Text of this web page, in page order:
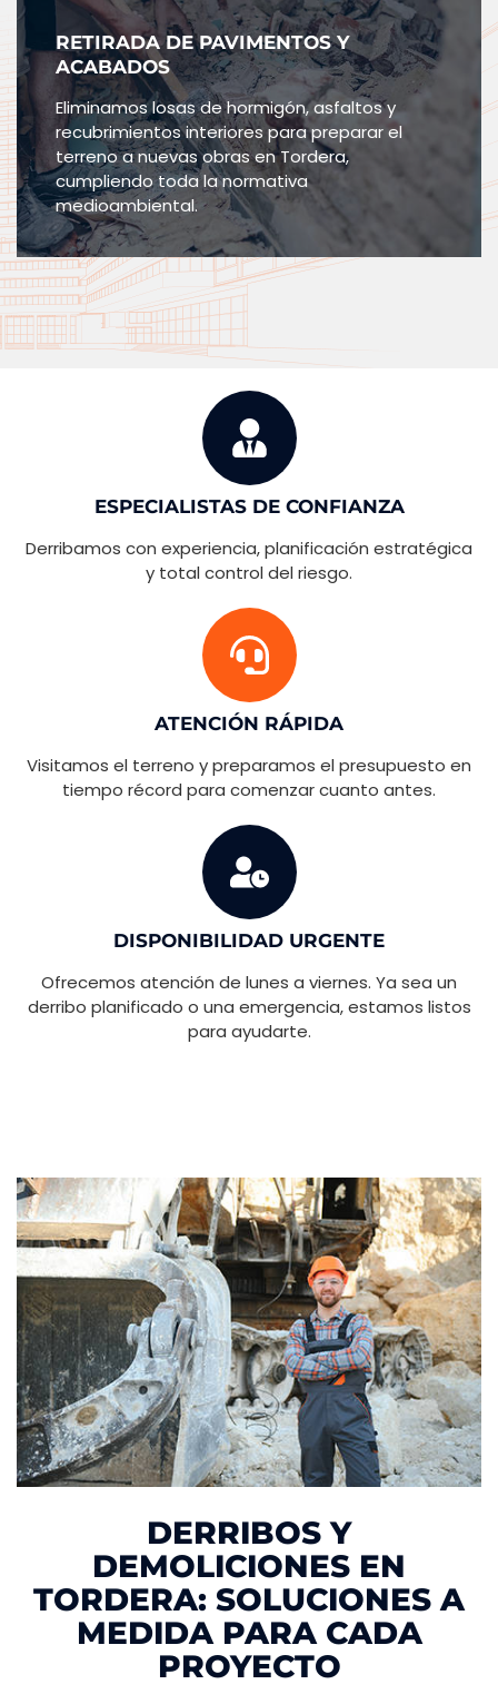
RETIRADA DE PAVIMENTOS Y
ACABADOS
Eliminamos losas de hormigón, asfaltos y
recubrimientos interiores para preparar el
terreno a nuevas obras en Tordera,
cumpliendo toda la normativa
medioambiental.
ESPECIALISTAS DE CONFIANZA
Derribamos con experiencia, planificación estratégica
y total control del riesgo.
ATENCIÓN RÁPIDA
Visitamos el terreno y preparamos el presupuesto en
tiempo récord para comenzar cuanto antes.
DISPONIBILIDAD URGENTE
Ofrecemos atención de lunes a viernes. Ya sea un
derribo planificado o una emergencia, estamos listos
para ayudarte.
DERRIBOS Y
DEMOLICIONES EN
TORDERA: SOLUCIONES A
MEDIDA PARA CADA
PROYECTO